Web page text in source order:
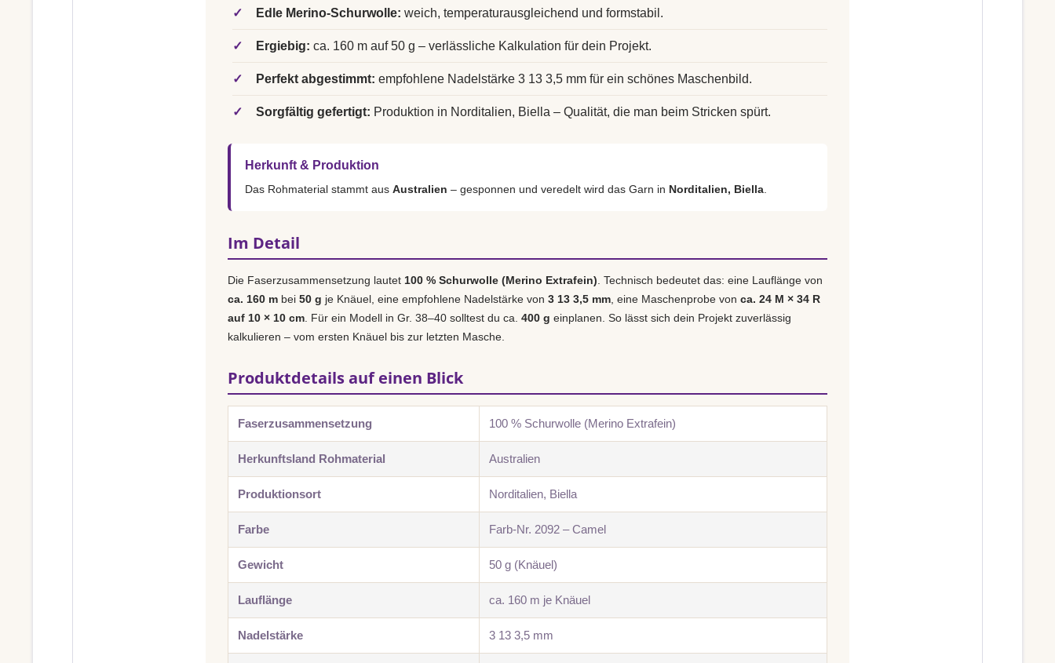
✓ Edle Merino-Schurwolle: weich, temperaturausgleichend und formstabil.
✓ Ergiebig: ca. 160 m auf 50 g – verlässliche Kalkulation für dein Projekt.
✓ Perfekt abgestimmt: empfohlene Nadelstärke 3 13 3,5 mm für ein schönes Maschenbild.
✓ Sorgfältig gefertigt: Produktion in Norditalien, Biella – Qualität, die man beim Stricken spürt.
Herkunft & Produktion
Das Rohmaterial stammt aus Australien – gesponnen und veredelt wird das Garn in Norditalien, Biella
Im Detail
Die Faserzusammensetzung lautet 100 % Schurwolle (Merino Extrafein) . Technisch bedeutet das: eine Lauflänge von
ca. 160 m bei 50 g je Knäuel, eine empfohlene Nadelstärke von 3 13 3,5 mm , eine Maschenprobe von ca. 24 M × 34 R
auf 10 × 10 cm . Für ein Modell in Gr. 38–40 solltest du ca. 400 g einplanen. So lässt sich dein Projekt zuverlässig
kalkulieren – vom ersten Knäuel bis zur letzten Masche.
Produktdetails auf einen Blick
Faserzusammensetzung 100 % Schurwolle (Merino Extrafein)
Herkunftsland Rohmaterial Australien
Produktionsort Norditalien, Biella
Farbe Farb-Nr. 2092 – Camel
Gewicht 50 g (Knäuel)
Lauflänge ca. 160 m je Knäuel
Nadelstärke 3 13 3,5 mm